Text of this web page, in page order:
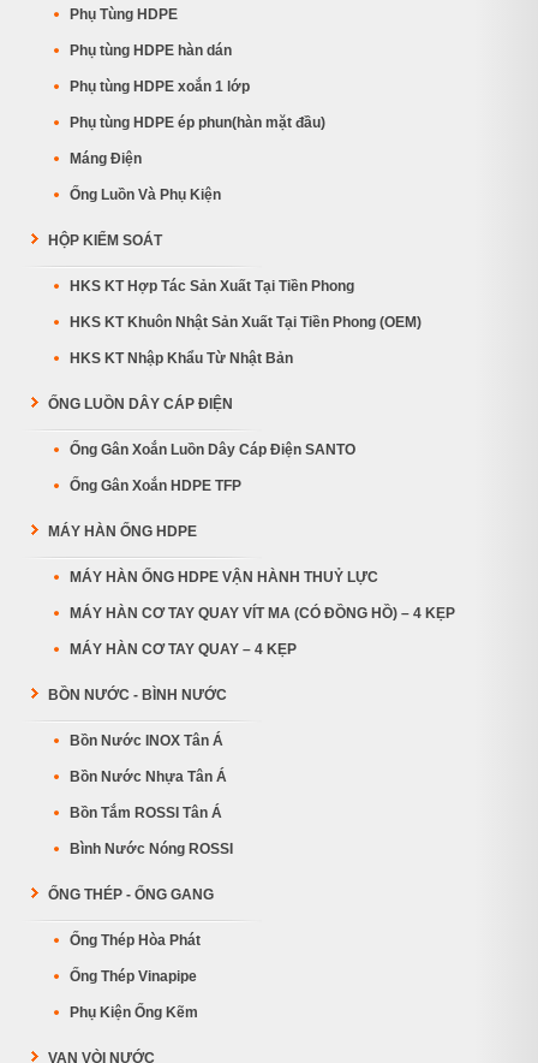
Phụ Tùng HDPE
Phụ tùng HDPE hàn dán
Phụ tùng HDPE xoắn 1 lớp
Phụ tùng HDPE ép phun(hàn mặt đầu)
Máng Điện
Ống Luồn Và Phụ Kiện
HỘP KIỂM SOÁT
HKS KT Hợp Tác Sản Xuất Tại Tiền Phong
HKS KT Khuôn Nhật Sản Xuất Tại Tiền Phong (OEM)
HKS KT Nhập Khẩu Từ Nhật Bản
ỐNG LUỒN DÂY CÁP ĐIỆN
Ống Gân Xoắn Luồn Dây Cáp Điện SANTO
Ống Gân Xoắn HDPE TFP
MÁY HÀN ỐNG HDPE
MÁY HÀN ỐNG HDPE VẬN HÀNH THUỶ LỰC
MÁY HÀN CƠ TAY QUAY VÍT MA (CÓ ĐỒNG HỒ) – 4 KẸP
MÁY HÀN CƠ TAY QUAY – 4 KẸP
BỒN NƯỚC - BÌNH NƯỚC
Bồn Nước INOX Tân Á
Bồn Nước Nhựa Tân Á
Bồn Tắm ROSSI Tân Á
Bình Nước Nóng ROSSI
ỐNG THÉP - ỐNG GANG
Ống Thép Hòa Phát
Ống Thép Vinapipe
Phụ Kiện Ống Kẽm
VAN VÒI NƯỚC